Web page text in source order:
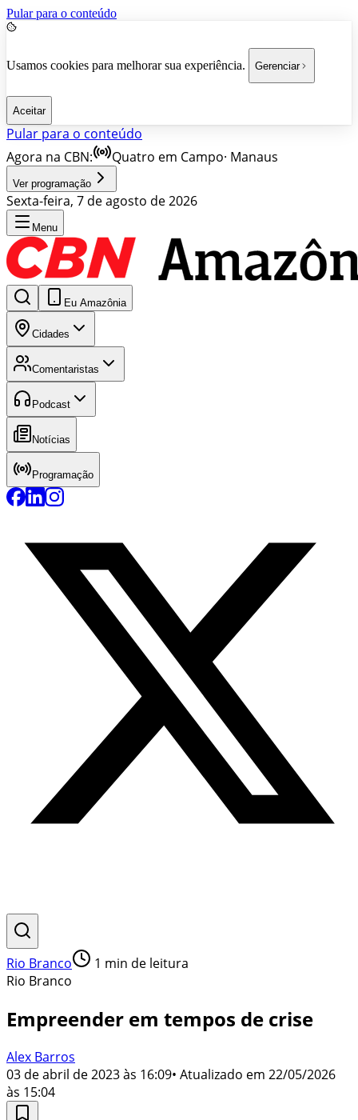
Pular para o conteúdo
Usamos cookies para melhorar sua experiência. Gerenciar
Aceitar
Pular para o conteúdo
Agora na CBN:
Quatro em Campo· Manaus
Ver programação
Sexta-feira, 7 de agosto de 2026
Menu
Eu Amazônia
Cidades
Comentaristas
Podcast
Notícias
Programação
Rio Branco 1 min de leitura
Rio Branco
Empreender em tempos de crise
Alex Barros
03 de abril de 2023 às 16:09• Atualizado em 22/05/2026
às 15:04